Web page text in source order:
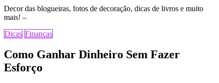
Decor das blogueiras, fotos de decoração, dicas de livros e muito
mais! –
Dicas Finanças
Como Ganhar Dinheiro Sem Fazer
Esforço